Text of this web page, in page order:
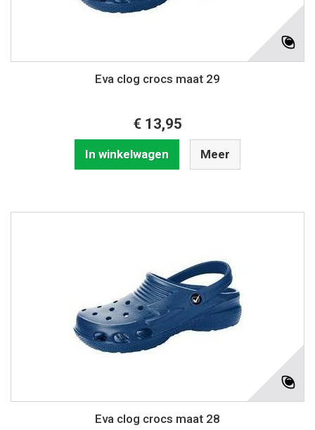
Eva clog crocs maat 29
€ 13,95
In winkelwagen Meer
Eva clog crocs maat 28